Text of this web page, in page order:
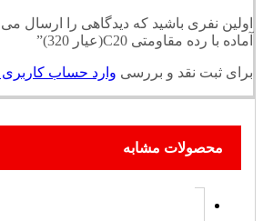
اولین نفری باشید که دیدگاهی را ارسال می
آماده با رده مقاومتی C20(عیار 320)”
برای ثبت نقد و بررسی وارد حساب
محصولات مشابه